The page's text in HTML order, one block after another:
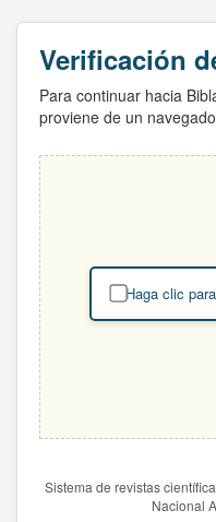
Verificación
Para continuar hacia
proviene de un
Haga clic
Sistema de revistas
Nacional